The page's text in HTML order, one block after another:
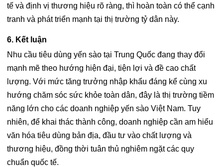
tế và định vị thương hiệu rõ ràng, thì hoàn toàn có thể cạnh
tranh và phát triển mạnh tại thị trường tỷ dân này.
6. Kết luận
Nhu cầu tiêu dùng yến sào tại Trung Quốc đang thay đổi
mạnh mẽ theo hướng hiện đại, tiện lợi và đề cao chất
lượng. Với mức tăng trưởng nhập khẩu đáng kể cùng xu
hướng chăm sóc sức khỏe toàn dân, đây là thị trường tiềm
năng lớn cho các doanh nghiệp yến sào Việt Nam. Tuy
nhiên, để khai thác thành công, doanh nghiệp cần am hiểu
văn hóa tiêu dùng bản địa, đầu tư vào chất lượng và
thương hiệu, đồng thời tuân thủ nghiêm ngặt các quy
chuẩn quốc tế.